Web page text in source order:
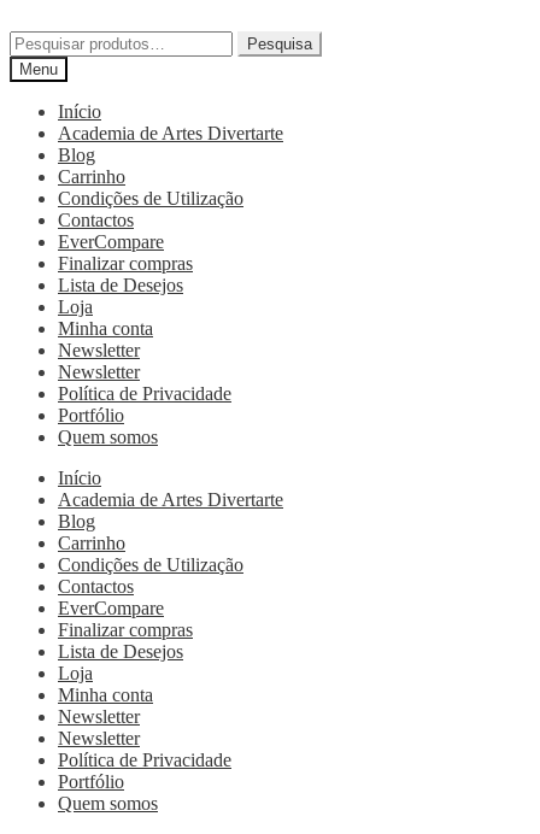
Pesquisa
Menu
Início
Academia de Artes Divertarte
Blog
Carrinho
Condições de Utilização
Contactos
EverCompare
Finalizar compras
Lista de Desejos
Loja
Minha conta
Newsletter
Newsletter
Política de Privacidade
Portfólio
Quem somos
Início
Academia de Artes Divertarte
Blog
Carrinho
Condições de Utilização
Contactos
EverCompare
Finalizar compras
Lista de Desejos
Loja
Minha conta
Newsletter
Newsletter
Política de Privacidade
Portfólio
Quem somos